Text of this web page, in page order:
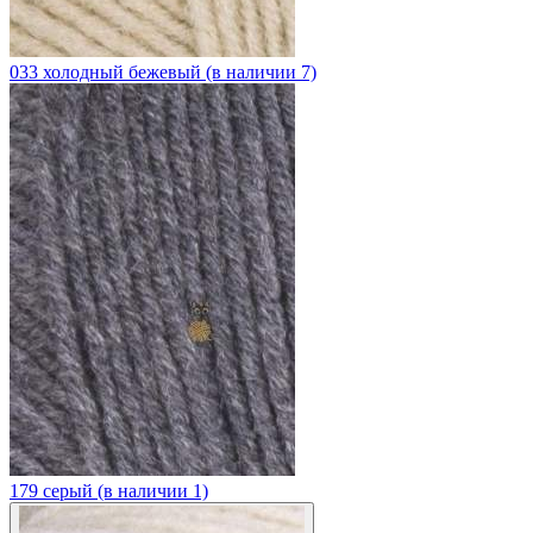
033 холодный бежевый (в наличии 7)
179 серый (в наличии 1)